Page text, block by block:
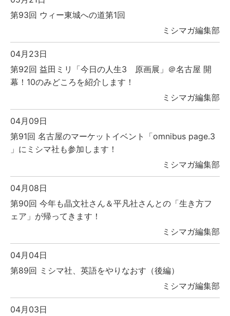
第93回 ウィー東城への道第1回
ミシマガ編集部
04月23日
第92回 益田ミリ「今日の人生3 原画展」＠名古屋 開
幕！10のみどころを紹介します！
ミシマガ編集部
04月09日
第91回 名古屋のマーケットイベント「omnibus page.3
」にミシマ社も参加します！
ミシマガ編集部
04月08日
第90回 今年も晶文社さん＆平凡社さんとの「生き方フ
ェア」が帰ってきます！
ミシマガ編集部
04月04日
第89回 ミシマ社、英語をやりなおす（後編）
ミシマガ編集部
04月03日